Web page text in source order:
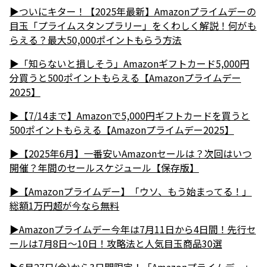
▶︎ついにキター！【2025年最新】Amazonプライムデーの
目玉「プライムスタンプラリー」をくわしく解説！何がも
らえる？最大50,000ポイントもらう方法
▶︎「知らないと損しそう」Amazonギフトカード5,000円
分買うと500ポイントもらえる【Amazonプライムデー
2025】
▶【7/14まで】Amazonで5,000円ギフトカードを買うと
500ポイントもらえる【Amazonプライムデー2025】
▶︎【2025年6月】一番安いAmazonセールは？次回はいつ
開催？年間のセールスケジュール【保存版】
▶︎【Amazonプライムデー】「ウソ、もう始まってる！」
総額1万円超が今なら無料
▶︎Amazonプライムデー今年は7月11日から4日間！先行セ
ールは7月8日～10日！攻略法と人気目玉商品30選